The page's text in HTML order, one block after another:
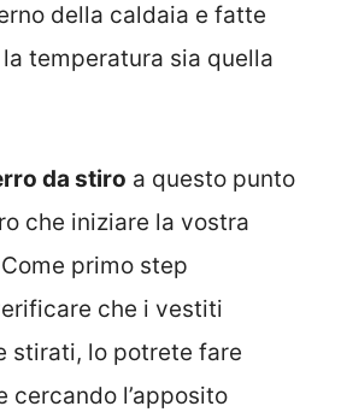
della caldaia e fatte
temperatura sia quella
da stiro a questo punto
che iniziare la vostra
primo step
che i vestiti
stirati, lo potrete fare
cercando l’apposito